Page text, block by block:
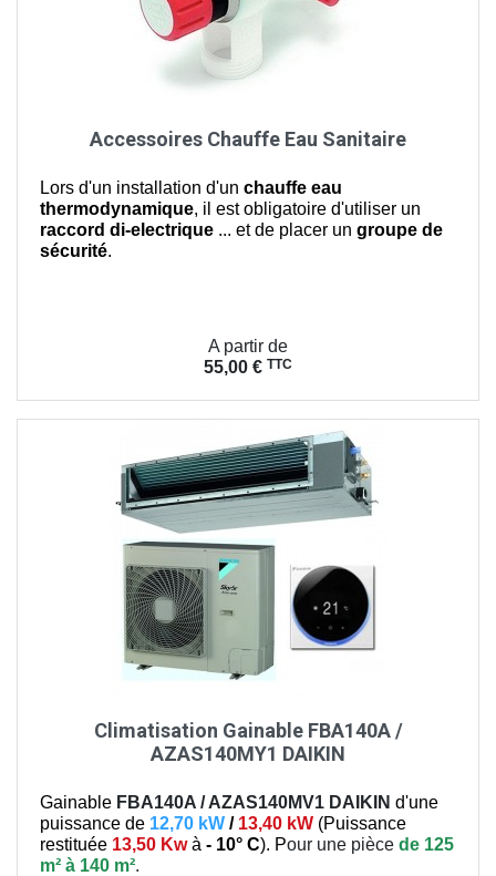
Accessoires Chauffe Eau Sanitaire
Lors d'un installation d'un chauffe eau
thermodynamique, il est obligatoire d'utiliser un
raccord di-electrique ... et de placer un groupe de
sécurité.
A partir de
55,00 € TTC
Climatisation Gainable FBA140A /
AZAS140MY1 DAIKIN
Gainable FBA140A / AZAS140MV1 DAIKIN d'une
puissance de 12,70 kW / 13,40 kW (Puissance
restituée 13,50 Kwà - 10° C). Pour une pièce de 125
m² à 140 m².